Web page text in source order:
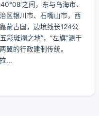
之间，东与乌海市、
区银川市、石嘴山市，西
蒙古国，边境线长124公
彩斑斓之地”，“左旗”源于
翼的行政建制传统。
...